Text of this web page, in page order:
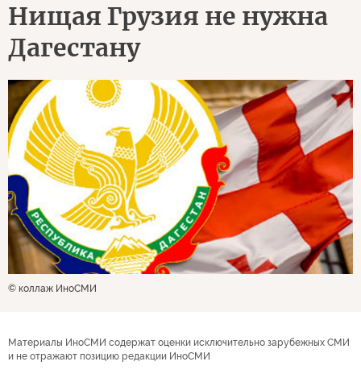
Нищая Грузия не нужна
Дагестану
© коллаж ИноСМИ
Материалы ИноСМИ содержат оценки исключительно зарубежных СМИ
и не отражают позицию редакции ИноСМИ